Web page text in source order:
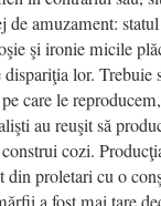
amuzament:
şi ironie micile
lor.
care le
au reuşit să
construi cozi.
proletari cu o